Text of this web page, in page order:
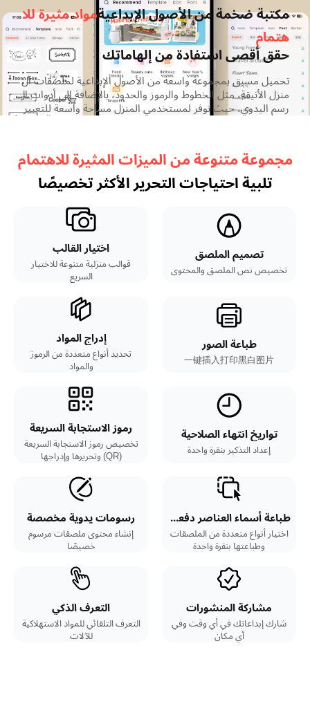
مكتبة ضخمة من الأصول الإبداعيةمواد مثيرة للا
هتمام
حقق أقصى استفادة من إلهاماتك
تحميل مسبق بمجموعة واسعة من الأصول الإبداعية لملصقات ال
منزل الأنيقة، مثل الخطوط والرموز والحدود، بالإضافة إلى أدوات ال
رسم اليدوي، حيث نوفر لمستخدمي المنزل مساحة واسعة للتعبير
الإبداعي
مجموعة متنوعة من الميزات المثيرة للاهتمام
تلبية احتياجات التحرير الأكثر تخصيصًا
تصميم الملصق
تخصيص نص الملصق والمحتوى
اختيار القالب
قوالب منزلية متنوعة للاختيار
السريع
طباعة الصور
一键插入打印黑白图片
إدراج المواد
تحديد أنواع متعددة من الرموز
والمواد
تواريخ انتهاء الصلاحية
إعداد التذكير بنقرة واحدة
رموز الاستجابة السريعة
تخصيص رموز الاستجابة السريعة
(QR) وتحريرها وإدراجها
طباعة أسماء العناصر دفعة واحدة بلمسة واحدة
اختيار أنواع متعددة من الملصقات
وطباعتها بنقرة واحدة
رسومات يدوية مخصصة
إنشاء محتوى ملصقات مرسوم
خصيصًا
مشاركة المنشورات
شارك إبداعاتك في أي وقت وفي
أي مكان
التعرف الذكي
التعرف التلقائي للمواد الاستهلاكية
للآلات